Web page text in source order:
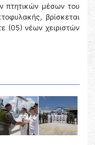
πτητικών μέσων του
βρίσκεται
(05) νέων χειριστών